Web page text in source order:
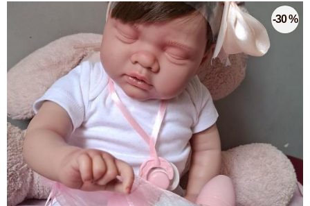
-30 %